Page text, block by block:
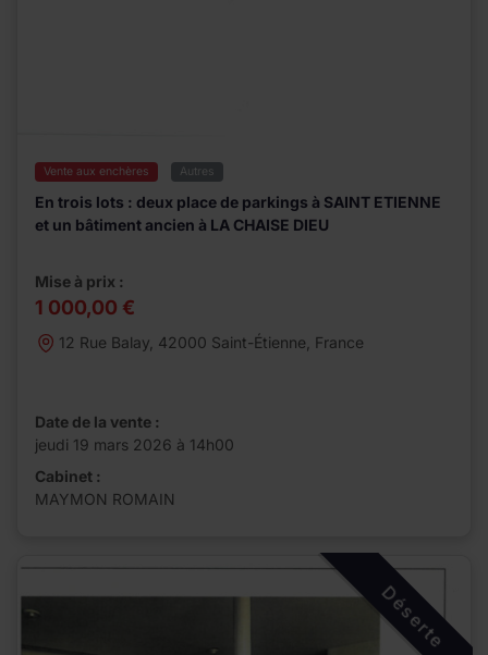
Vente aux enchères Autres
En trois lots : deux place de parkings à SAINT ETIENNE
et un bâtiment ancien à LA CHAISE DIEU
Mise à prix :
1 000,00 €
12 Rue Balay, 42000 Saint-Étienne, France
Date de la vente :
jeudi 19 mars 2026 à 14h00
Cabinet :
MAYMON ROMAIN
Déserte